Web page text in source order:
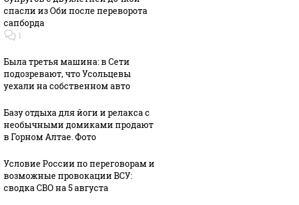
спасли из Оби после переворота
сапборда
1
Была третья машина: в Сети
подозревают, что Усольцевы
уехали на собственном авто
Базу отдыха для йоги и релакса с
необычными домиками продают
в Горном Алтае. Фото
Условие России по переговорам и
возможные провокации ВСУ:
сводка СВО на 5 августа